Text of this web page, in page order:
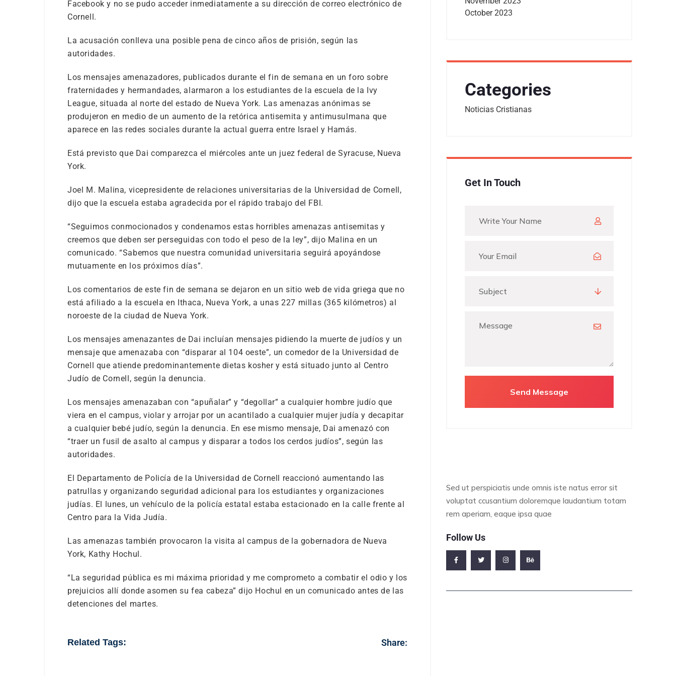
Facebook y no se pudo acceder inmediatamente a su dirección de correo electrónico de
Cornell.
La acusación conlleva una posible pena de cinco años de prisión, según las
autoridades.
Los mensajes amenazadores, publicados durante el fin de semana en un foro sobre
fraternidades y hermandades, alarmaron a los estudiantes de la escuela de la Ivy
League, situada al norte del estado de Nueva York. Las amenazas anónimas se
produjeron en medio de un aumento de la retórica antisemita y antimusulmana que
aparece en las redes sociales durante la actual guerra entre Israel y Hamás.
Está previsto que Dai comparezca el miércoles ante un juez federal de Syracuse, Nueva
York.
Joel M. Malina, vicepresidente de relaciones universitarias de la Universidad de Cornell,
dijo que la escuela estaba agradecida por el rápido trabajo del FBI.
“Seguimos conmocionados y condenamos estas horribles amenazas antisemitas y
creemos que deben ser perseguidas con todo el peso de la ley”, dijo Malina en un
comunicado. “Sabemos que nuestra comunidad universitaria seguirá apoyándose
mutuamente en los próximos días”.
Los comentarios de este fin de semana se dejaron en un sitio web de vida griega que no
está afiliado a la escuela en Ithaca, Nueva York, a unas 227 millas (365 kilómetros) al
noroeste de la ciudad de Nueva York.
Los mensajes amenazantes de Dai incluían mensajes pidiendo la muerte de judíos y un
mensaje que amenazaba con “disparar al 104 oeste”, un comedor de la Universidad de
Cornell que atiende predominantemente dietas kosher y está situado junto al Centro
Judío de Cornell, según la denuncia.
Los mensajes amenazaban con “apuñalar” y “degollar” a cualquier hombre judío que
viera en el campus, violar y arrojar por un acantilado a cualquier mujer judía y decapitar
a cualquier bebé judío, según la denuncia. En ese mismo mensaje, Dai amenazó con
“traer un fusil de asalto al campus y disparar a todos los cerdos judíos”, según las
autoridades.
El Departamento de Policía de la Universidad de Cornell reaccionó aumentando las
patrullas y organizando seguridad adicional para los estudiantes y organizaciones
judías. El lunes, un vehículo de la policía estatal estaba estacionado en la calle frente al
Centro para la Vida Judía.
Las amenazas también provocaron la visita al campus de la gobernadora de Nueva
York, Kathy Hochul.
“La seguridad pública es mi máxima prioridad y me comprometo a combatir el odio y los
prejuicios allí donde asomen su fea cabeza” dijo Hochul en un comunicado antes de las
detenciones del martes.
Related Tags: Share:
October 2023
Categories
Noticias Cristianas
Get In Touch
Sed ut perspiciatis unde omnis iste natus error sit
voluptat ccusantium doloremque laudantium totam
rem aperiam, eaque ipsa quae
Follow Us